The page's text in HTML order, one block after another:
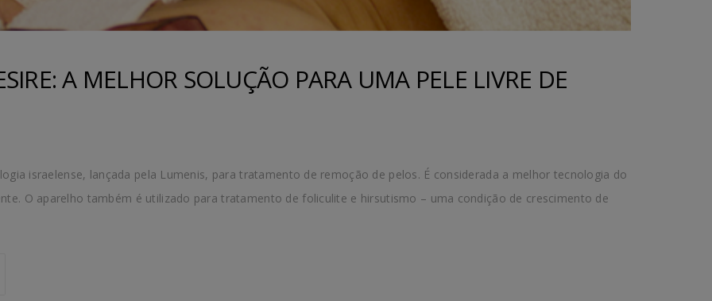
A MELHOR SOLUÇÃO PARA UMA PELE LIVRE DE
israelense, lançada pela Lumenis, para tratamento de remoção de pelos. É considerada a melhor tecnologia do
O aparelho também é utilizado para tratamento de foliculite e hirsutismo – uma condição de crescimento de